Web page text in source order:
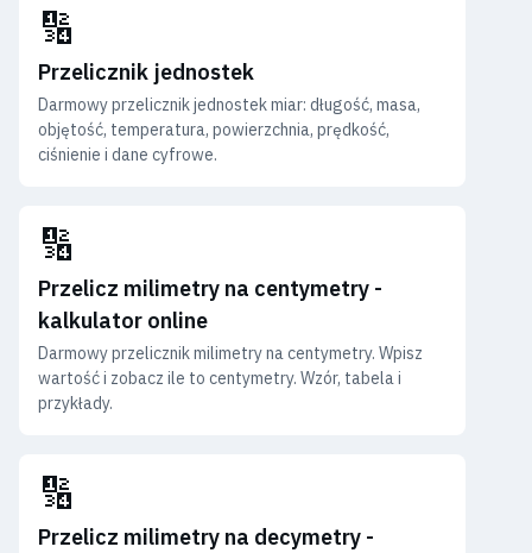
🔢
Przelicznik jednostek
Darmowy przelicznik jednostek miar: długość, masa,
objętość, temperatura, powierzchnia, prędkość,
ciśnienie i dane cyfrowe.
🔢
Przelicz milimetry na centymetry -
kalkulator online
Darmowy przelicznik milimetry na centymetry. Wpisz
wartość i zobacz ile to centymetry. Wzór, tabela i
przykłady.
🔢
Przelicz milimetry na decymetry -